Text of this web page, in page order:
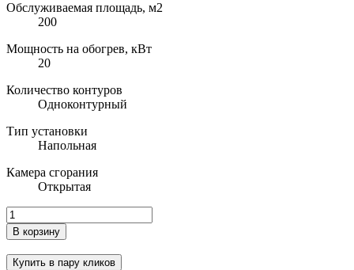
Обслуживаемая площадь, м2
200
Мощность на обогрев, кВт
20
Количество контуров
Одноконтурный
Тип установки
Напольная
Камера сгорания
Открытая
В корзину
Купить в пару кликов